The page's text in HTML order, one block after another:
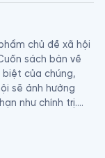
chủ đề xã hội
sách bàn về
biệt của chúng,
sẽ ảnh hưởng
như chính trị.
Harvard. Tác